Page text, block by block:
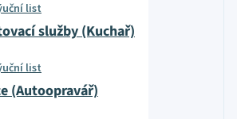
list
služby (Kuchař)
list
(Autoopravář)